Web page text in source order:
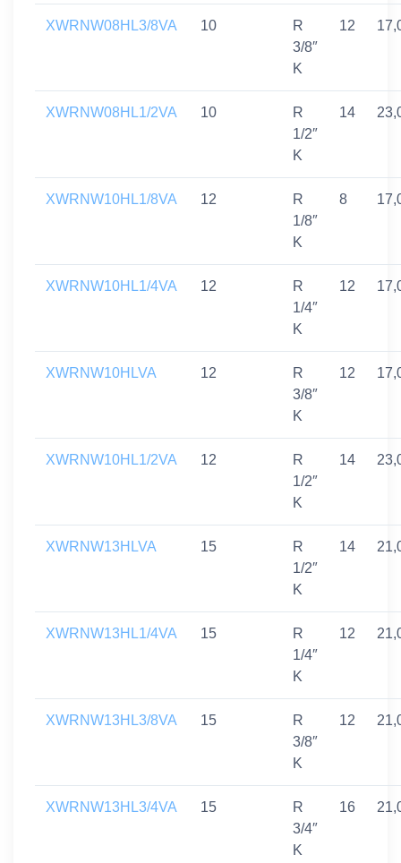
XWRNW08HL3/8VA 10
R
3/8″
K
12
XWRNW08HL1/2VA 10
R
1/2″
K
14
XWRNW10HL1/8VA 12
R
1/8″
K
8
XWRNW10HL1/4VA 12
R
1/4″
K
12
XWRNW10HLVA 12
R
3/8″
K
12
XWRNW10HL1/2VA 12
R
1/2″
K
14
XWRNW13HLVA 15
R
1/2″
K
14
XWRNW13HL1/4VA 15
R
1/4″
K
12
XWRNW13HL3/8VA 15
R
3/8″
K
12
XWRNW13HL3/4VA 15
R
3/4″
K
16